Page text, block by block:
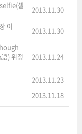
셀
2013.11.30
어
2013.11.30
) 위정
2013.11.24
2013.11.23
2013.11.18